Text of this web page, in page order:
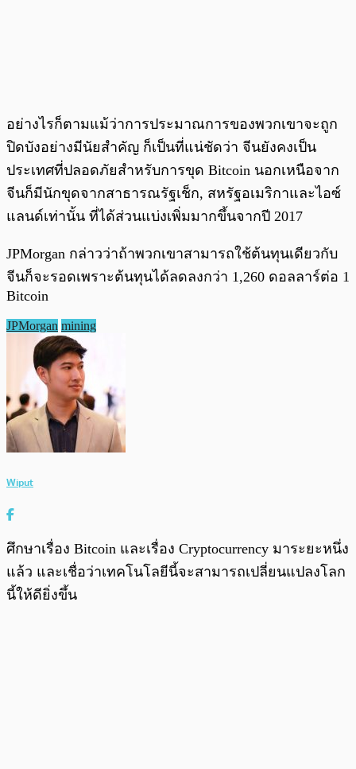
อย่างไรก็ตามแม้ว่าการประมาณการของพวกเขาจะถูก
ปิดบังอย่างมีนัยสำคัญ ก็เป็นที่แน่ชัดว่า จีนยังคงเป็น
ประเทศที่ปลอดภัยสำหรับการขุด Bitcoin นอกเหนือจาก
จีนก็มีนักขุดจากสาธารณรัฐเช็ก, สหรัฐอเมริกาและไอซ์
แลนด์เท่านั้น ที่ได้ส่วนแบ่งเพิ่มมากขึ้นจากปี 2017
JPMorgan กล่าวว่าถ้าพวกเขาสามารถใช้ต้นทุนเดียวกับ
จีนก็จะรอดเพราะต้นทุนได้ลดลงกว่า 1,260 ดอลลาร์ต่อ 1
Bitcoin
JPMorgan mining
Wiput
ศึกษาเรื่อง Bitcoin และเรื่อง Cryptocurrency มาระยะหนึ่ง
แล้ว และเชื่อว่าเทคโนโลยีนี้จะสามารถเปลี่ยนแปลงโลก
นี้ให้ดียิ่งขึ้น